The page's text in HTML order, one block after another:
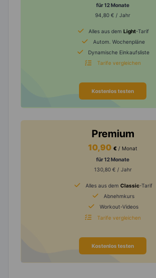
für 12 Monate
94,80 € / Jahr
Alles aus dem Light-Tarif
Autom. Wochenpläne
Dynamische Einkaufsliste
Tarife vergleichen
Kostenlos testen
Premium
10,90 € / Monat
für 12 Monate
130,80 € / Jahr
Alles aus dem Classic-Tarif
Abnehmkurs
Workout-Videos
Tarife vergleichen
Kostenlos testen